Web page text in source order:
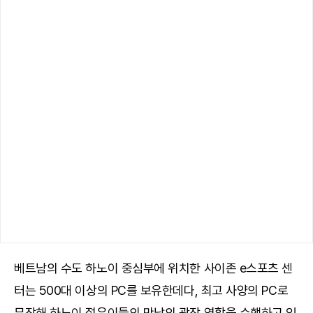
베트남의 수도 하노이 중심부에 위치한 사이존 e스포츠 센
터는 500대 이상의 PC를 보유한데다, 최고 사양의 PC로